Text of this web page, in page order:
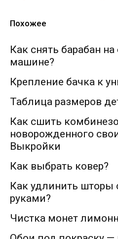
Похожее
Как снять барабан
машине?
Крепление бачка к
Таблица размеров
Как сшить
новорожденного
Выкройки
Как выбрать ковер?
Как удлинить шторы
руками?
Чистка монет